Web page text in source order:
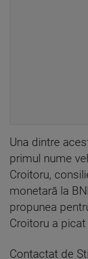
Una dintre
primul nume
Croitoru,
monetară la
propunea
Croitoru a
Contactat de